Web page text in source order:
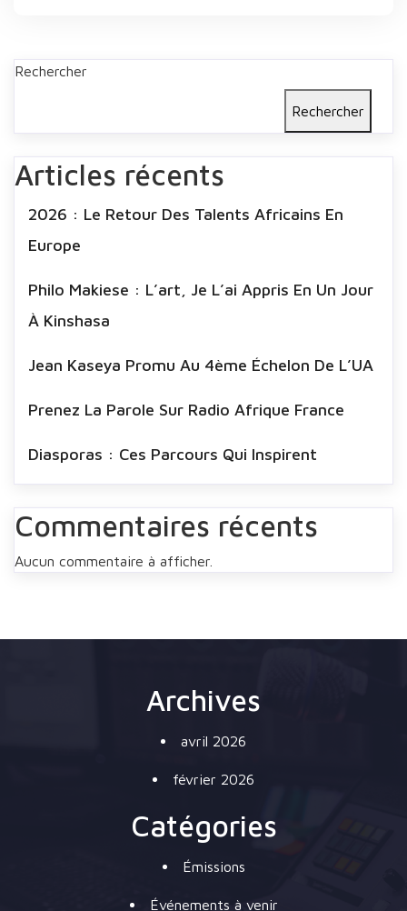
Rechercher
Rechercher
Articles récents
2026 : Le Retour Des Talents Africains En
Europe
Philo Makiese : L’art, Je L’ai Appris En Un Jour
À Kinshasa
Jean Kaseya Promu Au 4ème Échelon De L’UA
Prenez La Parole Sur Radio Afrique France
Diasporas : Ces Parcours Qui Inspirent
Commentaires récents
Aucun commentaire à afficher.
Archives
avril 2026
février 2026
Catégories
Émissions
Événements à venir